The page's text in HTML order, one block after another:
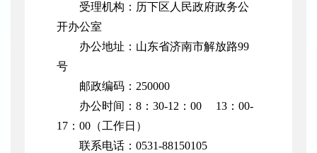
受理机构：历下区人民政府政务公
开办公室
办公地址：山东省济南市解放路99
号
邮政编码：250000
办公时间：8：30-12：00 13：00-
17：00（工作日）
联系电话：0531-88150105